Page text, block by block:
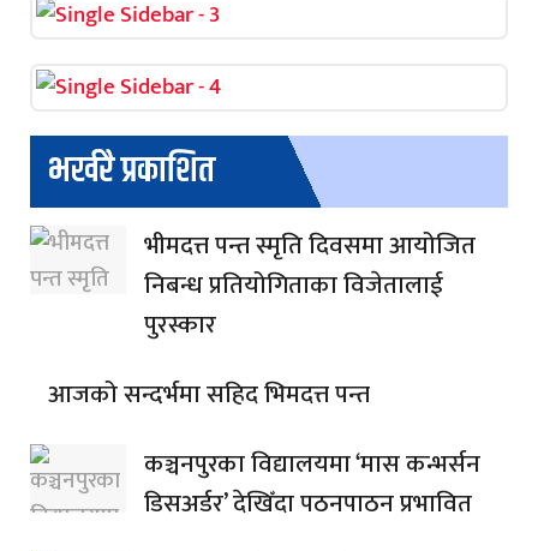
भर्खरै प्रकाशित
भीमदत्त पन्त स्मृति दिवसमा आयोजित
निबन्ध प्रतियोगिताका विजेतालाई
पुरस्कार
आजको सन्दर्भमा सहिद भिमदत्त पन्त
कञ्चनपुरका विद्यालयमा ‘मास कन्भर्सन
डिसअर्डर’ देखिँदा पठनपाठन प्रभावित